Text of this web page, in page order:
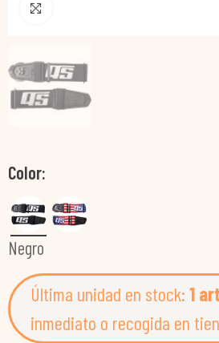
Color
Negro
Última unidad en stock: 1
inmediato o recogida en